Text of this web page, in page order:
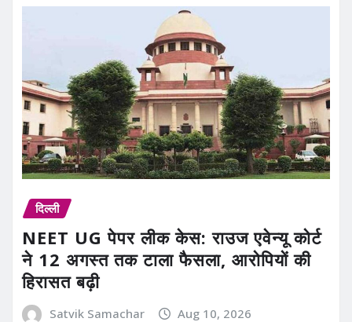
दिल्ली
NEET UG पेपर लीक केस: राउज एवेन्यू कोर्ट
ने 12 अगस्त तक टाला फैसला, आरोपियों की
हिरासत बढ़ी
Satvik Samachar Aug 10, 2026